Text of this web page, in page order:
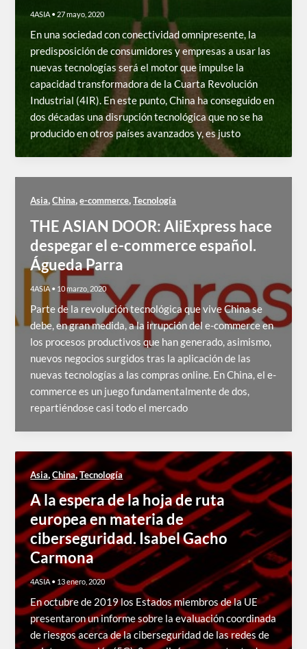
4ASIA • 27 mayo, 2020
En una sociedad con conectividad omnipresente, la
predisposición de consumidores y empresas a usar las
nuevas tecnologías será el motor que impulse la
capacidad transformadora de la Cuarta Revolución
Industrial (4IR). En este punto, China ha conseguido en
dos décadas una disrupción tecnológica que no se ha
producido en otros países avanzados y, es justo
Asia,China,e-commerce,Tecnología
THE ASIAN DOOR: AliExpress hace
despegar el e-commerce español.
Águeda Parra
4ASIA • 10 marzo, 2020
Parte de la revolución tecnológica que vive China se
debe, en gran medida, a la irrupción del e-commerce en
los procesos productivos que han generado, asimismo,
nuevos negocios surgidos tras la aplicación de las
nuevas tecnologías a las compras online. En China, el e-
commerce es un juego fundamentalmente de dos,
repartiéndose casi todo el mercado
Asia,China,Tecnología
A la espera de la hoja de ruta
europea en materia de
ciberseguridad. Isabel Gacho
Carmona
4ASIA • 13 enero, 2020
En octubre de 2019 los Estados miembros de la UE
presentaron un informe sobre la evaluación coordinada
de riesgos acerca de la ciberseguridad de las redes de